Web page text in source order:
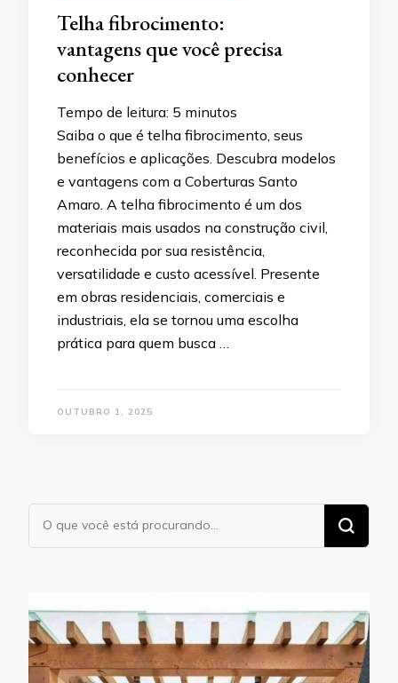
Telha fibrocimento:
vantagens que você precisa
conhecer
Tempo de leitura: 5 minutos
Saiba o que é telha fibrocimento, seus
benefícios e aplicações. Descubra modelos
e vantagens com a Coberturas Santo
Amaro. A telha fibrocimento é um dos
materiais mais usados na construção civil,
reconhecida por sua resistência,
versatilidade e custo acessível. Presente
em obras residenciais, comerciais e
industriais, ela se tornou uma escolha
prática para quem busca …
OUTUBRO 1, 2025